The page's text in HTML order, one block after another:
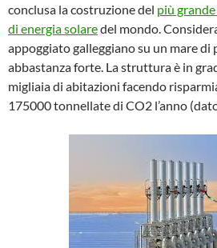
conclusa la costruzione del più
di energia solaredel mondo.
appoggiato galleggiano su un mare di
abbastanza forte. La struttura è in
migliaia di abitazioni facendo
175000 tonnellate di CO2 l’anno